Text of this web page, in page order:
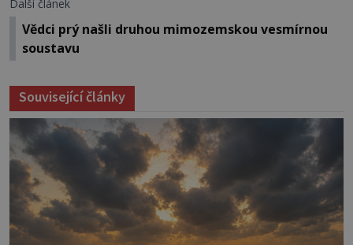
Další článek
Vědci prý našli druhou mimozemskou vesmírnou
soustavu
Související články